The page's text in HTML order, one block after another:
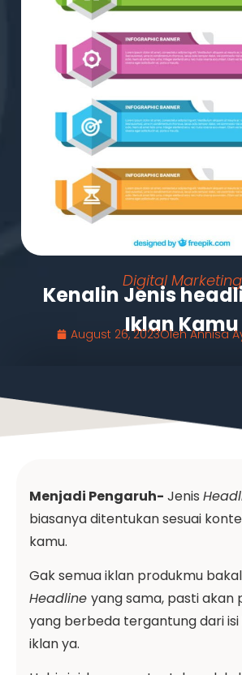
Digital Marketing
Kenalin Jenis
Iklan Kamu
August 26, 2023OlehAnnisa
Menjadi Pengaruh- Jenis
biasanya ditentukan sesuai
kamu.
Gak semua iklan produkmu
Headline yang sama, pasti akan
yang berbeda tergantung dari
iklan ya.